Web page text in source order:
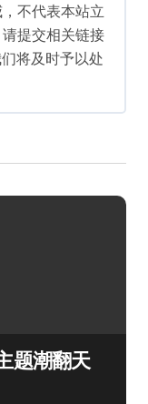
不代表本站立
提交相关链接
将及时予以处
题潮翻天